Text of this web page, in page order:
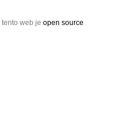
| tento web je open source